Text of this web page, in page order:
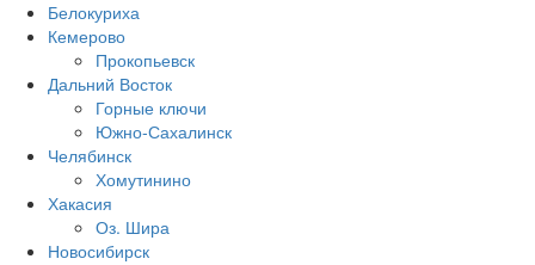
Белокуриха
Кемерово
Прокопьевск
Дальний Восток
Горные ключи
Южно‐Сахалинск
Челябинск
Хомутинино
Хакасия
Оз. Шира
Новосибирск